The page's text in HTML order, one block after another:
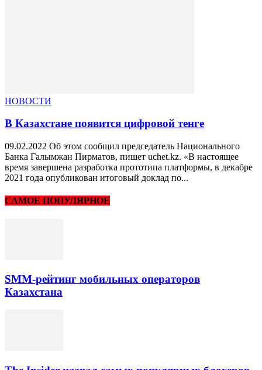
НОВОСТИ
В Казахстане появится цифровой тенге
09.02.2022 Об этом сообщил председатель Национального
Банка Галымжан Пирматов, пишет uchet.kz. «В настоящее
время завершена разработка прототипа платформы, в декабре
2021 года опубликован итоговый доклад по...
САМОЕ ПОПУЛЯРНОЕ
SMM-рейтинг мобильных операторов
Казахстана